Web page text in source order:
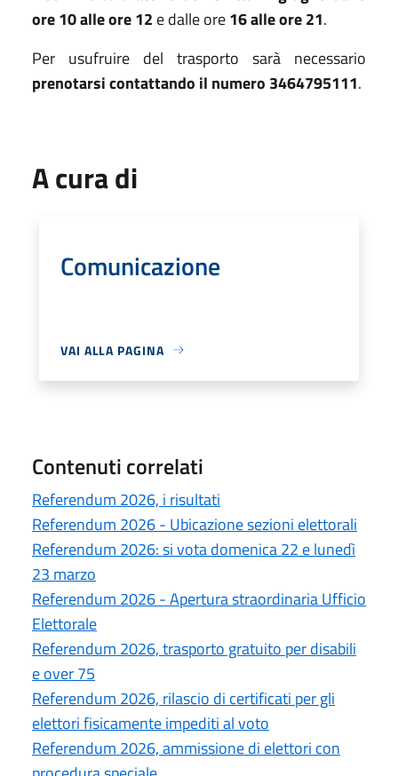
ore 10 alle ore 12 e dalle ore16 alle ore 21.
Per usufruire del trasporto sarà necessario
prenotarsi contattando il numero 3464795111.
A cura di
Comunicazione
VAI ALLA PAGINA
Contenuti correlati
Referendum 2026, i risultati
Referendum 2026 - Ubicazione sezioni elettorali
Referendum 2026: si vota domenica 22 e lunedì
23 marzo
Referendum 2026 - Apertura straordinaria Ufficio
Elettorale
Referendum 2026, trasporto gratuito per disabili
e over 75
Referendum 2026, rilascio di certificati per gli
elettori fisicamente impediti al voto
Referendum 2026, ammissione di elettori con